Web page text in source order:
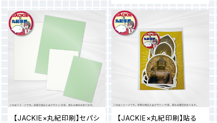
【JACKIE×丸紀印刷】セパシ
【JACKIE×丸紀印刷】貼る